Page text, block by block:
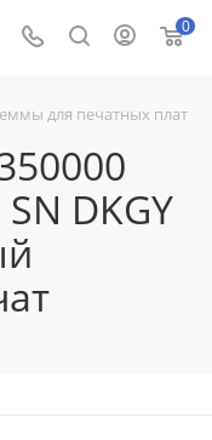
0
для печатных плат
DKGY